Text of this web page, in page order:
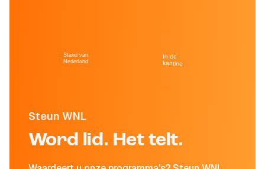
Steun WNL
Word lid. Het telt.
Stand van
Nederland
In de
kantine